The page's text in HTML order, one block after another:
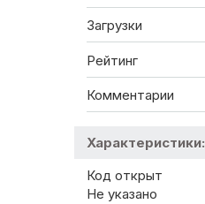
Загрузки
Рейтинг
Комментарии
Характеристики:
Код открыт
Не указано